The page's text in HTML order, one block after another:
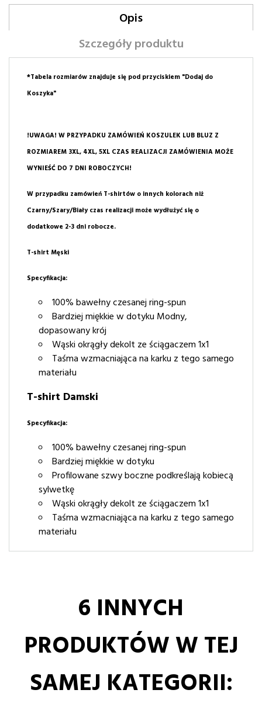
Opis
Szczegóły produktu
*Tabela rozmiarów znajduje się pod przyciskiem "Dodaj do
Koszyka"
!UWAGA! W PRZYPADKU ZAMÓWIEŃ KOSZULEK LUB BLUZ Z
ROZMIAREM 3XL, 4XL, 5XL CZAS REALIZACJI ZAMÓWIENIA MOŻE
WYNIEŚĆ DO 7 DNI ROBOCZYCH!
W przypadku zamówień T-shirtów o innych kolorach niż
Czarny/Szary/Biały czas realizacji może wydłużyć się o
dodatkowe 2-3 dni robocze.
T-shirt Męski
Specyfikacja:
100% bawełny czesanej ring-spun
Bardziej miękkie w dotyku Modny,
dopasowany krój
Wąski okrągły dekolt ze ściągaczem 1x1
Taśma wzmacniająca na karku z tego samego
materiału
T-shirt Damski
Specyfikacja:
100% bawełny czesanej ring-spun
Bardziej miękkie w dotyku
Profilowane szwy boczne podkreślają kobiecą
sylwetkę
Wąski okrągły dekolt ze ściągaczem 1x1
Taśma wzmacniająca na karku z tego samego
materiału
6 INNYCH
PRODUKTÓW W TEJ
SAMEJ KATEGORII: